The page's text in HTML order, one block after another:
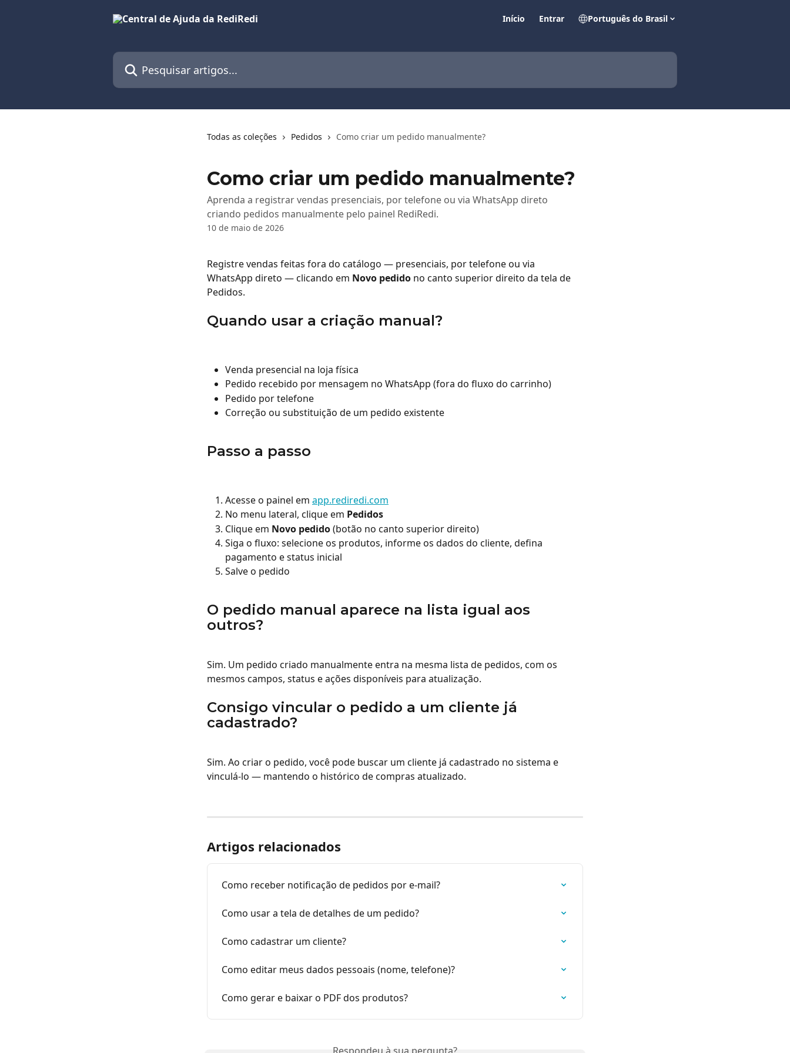
Início Entrar Português do Brasil
Pesquisar artigos...
Todas as coleções Pedidos Como criar um pedido manualmente?
Como criar um pedido manualmente?
Aprenda a registrar vendas presenciais, por telefone ou via WhatsApp direto
criando pedidos manualmente pelo painel RediRedi.
10 de maio de 2026
Registre vendas feitas fora do catálogo — presenciais, por telefone ou via
WhatsApp direto — clicando em Novo pedido no canto superior direito da tela de
Pedidos.
Quando usar a criação manual?
Venda presencial na loja física
Pedido recebido por mensagem no WhatsApp (fora do fluxo do carrinho)
Pedido por telefone
Correção ou substituição de um pedido existente
Passo a passo
Acesse o painel em app.rediredi.com
No menu lateral, clique em Pedidos
Clique em Novo pedido (botão no canto superior direito)
Siga o fluxo: selecione os produtos, informe os dados do cliente, defina
pagamento e status inicial
Salve o pedido
O pedido manual aparece na lista igual aos
outros?
Sim. Um pedido criado manualmente entra na mesma lista de pedidos, com os
mesmos campos, status e ações disponíveis para atualização.
Consigo vincular o pedido a um cliente já
cadastrado?
Sim. Ao criar o pedido, você pode buscar um cliente já cadastrado no sistema e
vinculá-lo — mantendo o histórico de compras atualizado.
Artigos relacionados
Como receber notificação de pedidos por e-mail?
Como usar a tela de detalhes de um pedido?
Como cadastrar um cliente?
Como editar meus dados pessoais (nome, telefone)?
Como gerar e baixar o PDF dos produtos?